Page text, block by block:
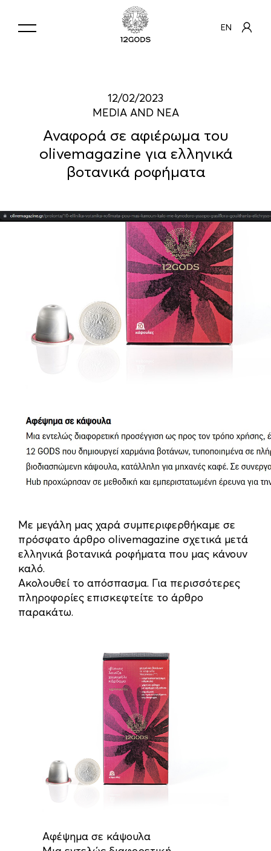
EN
12/02/2023
MEDIA AND ΝΕΑ
Αναφορά σε αφιέρωμα του
olivemagazine για ελληνικά
βοτανικά ροφήματα
Με μεγάλη μας χαρά συμπεριφερθήκαμε σε
πρόσφατο άρθρο olivemagazine σχετικά μετά
ελληνικά βοτανικά ροφήματα που μας κάνουν
καλό.
Ακολουθεί το απόσπασμα. Για περισσότερες
πληροφορίες επισκεφτείτε το άρθρο
παρακάτω.
Αφέψημα σε κάψουλα